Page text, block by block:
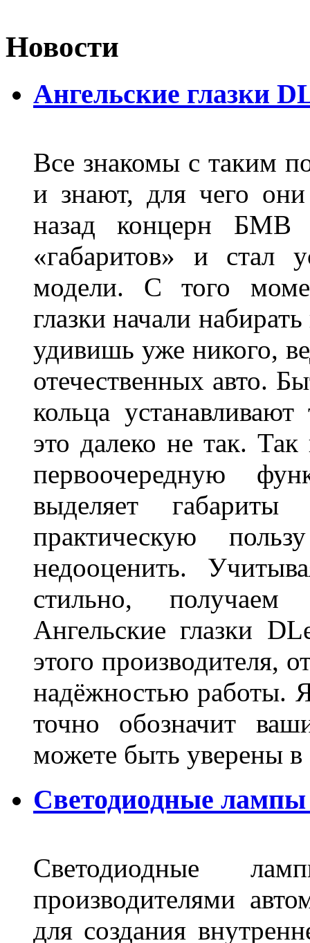
Новости
Ангельские глазки
Все знакомы с таким
и знают, для чего
назад концерн БМВ
«габаритов» и стал
модели. С того
глазки начали
удивишь уже никого,
отечественных авто.
кольца
это далеко не так. Так
первоочередную
выделяет
практическую
недооценить.
стильно,
Ангельские глазки
этого производителя,
надёжностью работы.
точно обозначит
можете быть уверены
Светодиодные
Светодиодные
производителями
для создания